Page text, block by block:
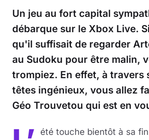
Un jeu au fort capital
débarque sur le Xbox Live.
qu'il suffisait de regarder
au Sudoku pour être malin,
trompiez. En effet, à travers
têtes ingénieux, vous allez
Géo Trouvetou qui est en
été touche bientôt à sa